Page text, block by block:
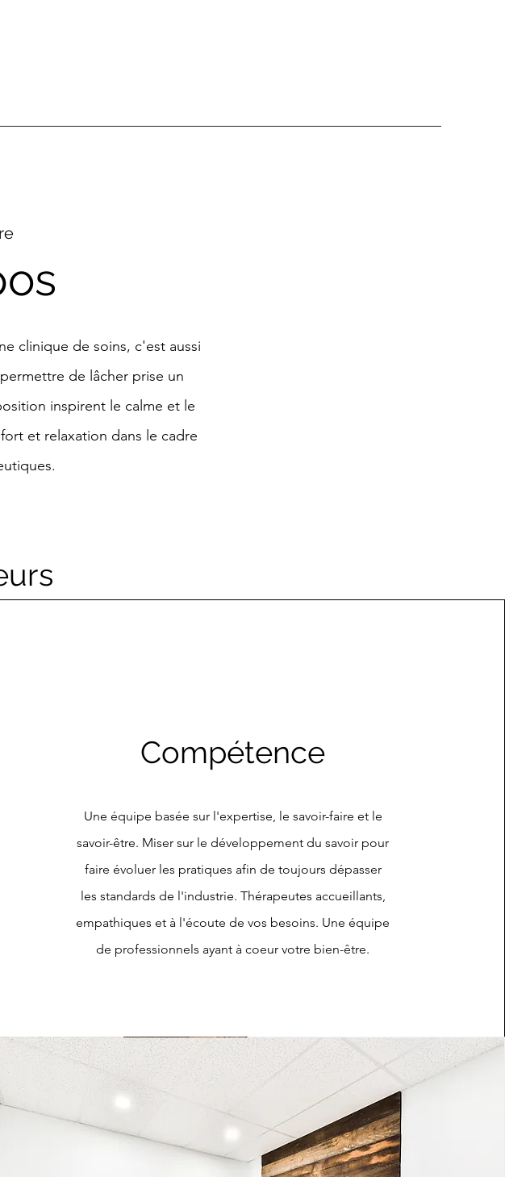
clinique de soins, c'est aussi
de lâcher prise un
inspirent le calme et le
et relaxation dans le cadre
Compétence
Une équipe basée sur l'expertise, le savoir-faire et le
savoir-être. Miser sur le développement du savoir pour
faire évoluer les pratiques afin de toujours dépasser
les standards de l'industrie. Thérapeutes accueillants,
empathiques et à l'écoute de vos besoins. Une équipe
de professionnels ayant à coeur votre bien-être.